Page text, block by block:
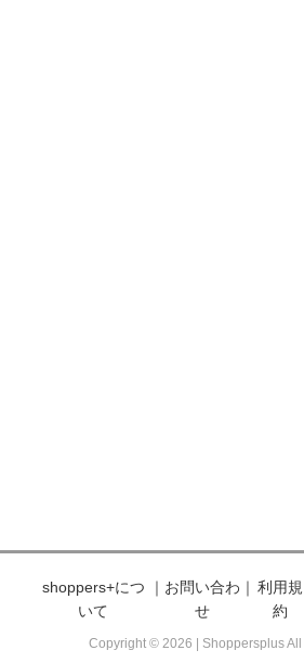
shoppers+につ
いて
｜ お問い合わ
せ
｜ 利用規
約
Copyright © 2026 | Shoppersplus All